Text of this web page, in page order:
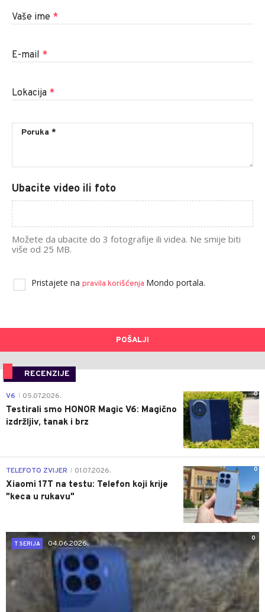
Vaše ime *
E-mail *
Lokacija *
Ubacite video ili foto
Možete da ubacite do 3 fotografije ili videa. Ne smije biti
više od 25 MB.
Pristajete na pravila korišćenja Mondo portala.
POŠALJI
RECENZIJE
0
V6 05.07.2026.
Testirali smo HONOR Magic V6: Magično
izdržljiv, tanak i brz
0
TELEFOTO ZVIJER 01.07.2026.
Xiaomi 17T na testu: Telefon koji krije
"keca u rukavu"
0
T SERIJA
04.06.2026.